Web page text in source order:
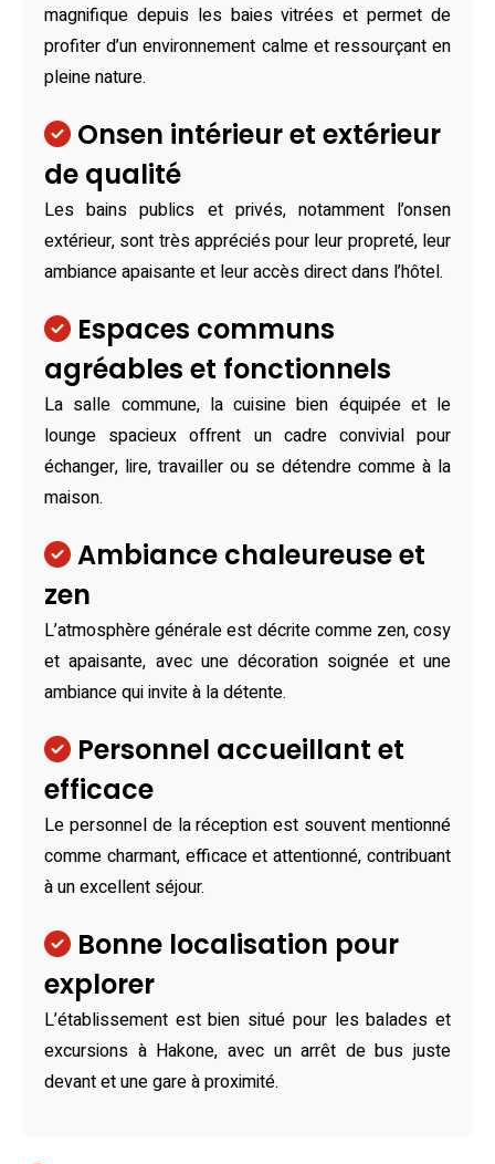
magnifique depuis les baies vitrées et permet de
profiter d’un environnement calme et ressourçant en
pleine nature.
Onsen intérieur et extérieur
de qualité
Les bains publics et privés, notamment l’onsen
extérieur, sont très appréciés pour leur propreté, leur
ambiance apaisante et leur accès direct dans l’hôtel.
Espaces communs
agréables et fonctionnels
La salle commune, la cuisine bien équipée et le
lounge spacieux offrent un cadre convivial pour
échanger, lire, travailler ou se détendre comme à la
maison.
Ambiance chaleureuse et
zen
L’atmosphère générale est décrite comme zen, cosy
et apaisante, avec une décoration soignée et une
ambiance qui invite à la détente.
Personnel accueillant et
efficace
Le personnel de la réception est souvent mentionné
comme charmant, efficace et attentionné, contribuant
à un excellent séjour.
Bonne localisation pour
explorer
L’établissement est bien situé pour les balades et
excursions à Hakone, avec un arrêt de bus juste
devant et une gare à proximité.